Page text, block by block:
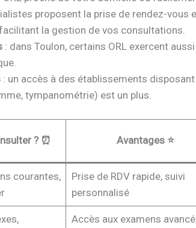
proposent la prise de rendez-vous
la gestion de vos consultations.
: dans Toulon, certains ORL exercent
: un accès à des établissements
tympanométrie) est un plus.
? ⏰ Avantages ⭐
courantes,
Prise de RDV rapide, suivi
personnalisé
Accès aux examens